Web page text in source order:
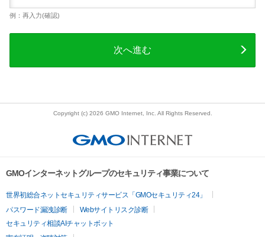
例：再入力(確認)
次へ進む
Copyright (c) 2026 GMO Internet, Inc. All Rights Reserved.
GMOインターネットグループのセキュリティ事業について
世界初総合ネットセキュリティサービス「GMOセキュリティ24」
パスワード漏洩診断
Webサイトリスク診断
セキュリティ相談AIチャットボット